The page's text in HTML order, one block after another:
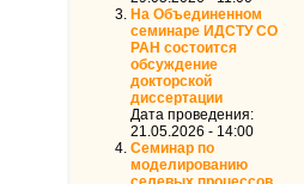
На Объединенном
семинаре ИДСТУ СО
РАН состоится
обсуждение
докторской
диссертации
Дата проведения:
21.05.2026 - 14:00
Семинар по
моделированию